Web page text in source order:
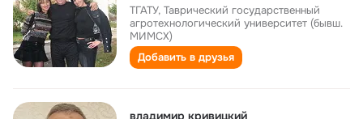
ТГАТУ, Таврический государственный
агротехнологический университет (бывш.
МИМСХ)
Добавить в друзья
владимир кривицкий